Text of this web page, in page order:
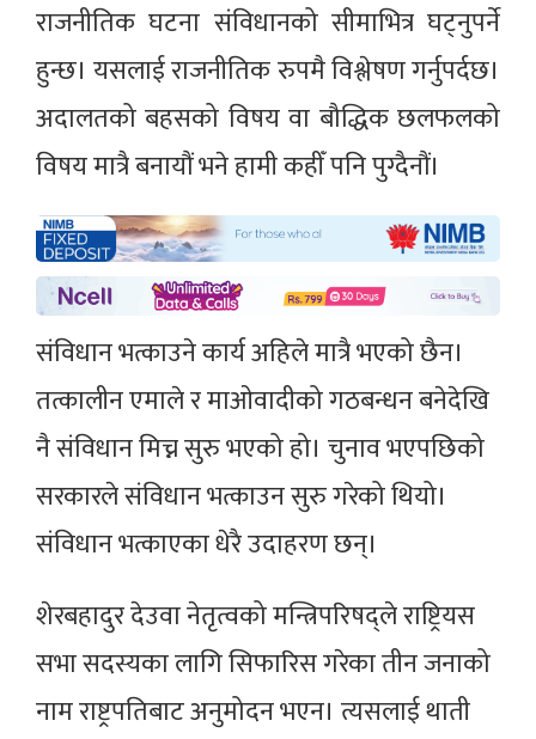
राजनीतिक घटना संविधानको सीमाभित्र घट्नुपर्ने
हुन्छ। यसलाई राजनीतिक रुपमै विश्लेषण गर्नुपर्दछ।
अदालतको बहसको विषय वा बौद्धिक छलफलको
विषय मात्रै बनायौं भने हामी कहीँ पनि पुग्दैनौं।
संविधान भत्काउने कार्य अहिले मात्रै भएको छैन।
तत्कालीन एमाले र माओवादीको गठबन्धन बनेदेखि
नै संविधान मिच्न सुरु भएको हो। चुनाव भएपछिको
सरकारले संविधान भत्काउन सुरु गरेको थियो।
संविधान भत्काएका धेरै उदाहरण छन्।
शेरबहादुर देउवा नेतृत्वको मन्त्रिपरिषद्ले राष्ट्रियस
सभा सदस्यका लागि सिफारिस गरेका तीन जनाको
नाम राष्ट्रपतिबाट अनुमोदन भएन। त्यसलाई थाती